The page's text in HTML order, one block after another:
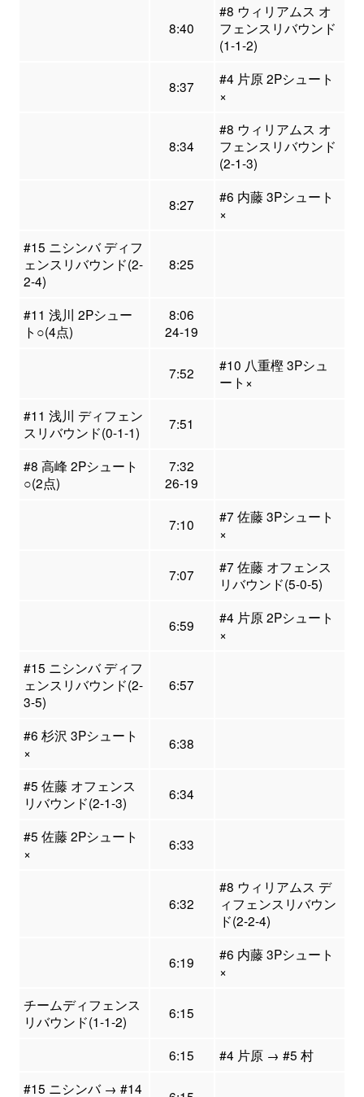
8:40
#8 ウィリアムス オ
フェンスリバウンド
(1-1-2)
8:37
#4 片原 2Pシュート
×
8:34
#8 ウィリアムス オ
フェンスリバウンド
(2-1-3)
8:27
#6 内藤 3Pシュート
×
#15 ニシンバ ディフ
ェンスリバウンド(2-
2-4)
8:25
#11 浅川 2Pシュー
ト○(4点)
8:06
24-19
7:52
#10 八重樫 3Pシュ
ート×
#11 浅川 ディフェン
スリバウンド(0-1-1)
7:51
#8 高峰 2Pシュート
○(2点)
7:32
26-19
7:10
#7 佐藤 3Pシュート
×
7:07
#7 佐藤 オフェンス
リバウンド(5-0-5)
6:59
#4 片原 2Pシュート
×
#15 ニシンバ ディフ
ェンスリバウンド(2-
3-5)
6:57
#6 杉沢 3Pシュート
×
6:38
#5 佐藤 オフェンス
リバウンド(2-1-3)
6:34
#5 佐藤 2Pシュート
×
6:33
6:32
#8 ウィリアムス デ
ィフェンスリバウン
ド(2-2-4)
6:19
#6 内藤 3Pシュート
×
チームディフェンス
リバウンド(1-1-2)
6:15
6:15
#4 片原 → #5 村
#15 ニシンバ → #14